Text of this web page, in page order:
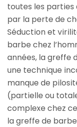
toutes les
par la perte de
Séduction et
barbe chez
années, la greffe
une technique
manque de
(partielle ou
complexe chez
la greffe de